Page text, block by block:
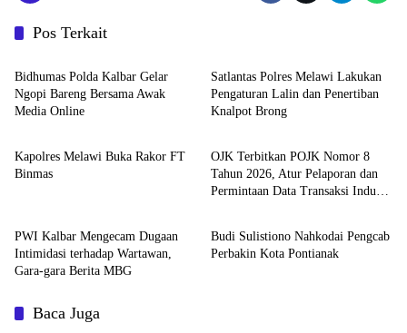
Pos Terkait
Hukum dan TNI/Polri
Bidhumas Polda Kalbar Gelar
Ngopi Bareng Bersama Awak
Media Online
Satlantas Polres Melawi Lakukan
Pengaturan Lalin dan Penertiban
Knalpot Brong
Hukum dan TNI/Polri
Kapolres Melawi Buka Rakor FT
Binmas
News
OJK Terbitkan POJK Nomor 8
Tahun 2026, Atur Pelaporan dan
Permintaan Data Transaksi Industri
PWI Kalbar Mengecam Dugaan
Intimidasi terhadap Wartawan,
Gara-gara Berita MBG
Hukum dan TNI/Polri
Budi Sulistiono Nahkodai Pengcab
Perbakin Kota Pontianak
Baca Juga